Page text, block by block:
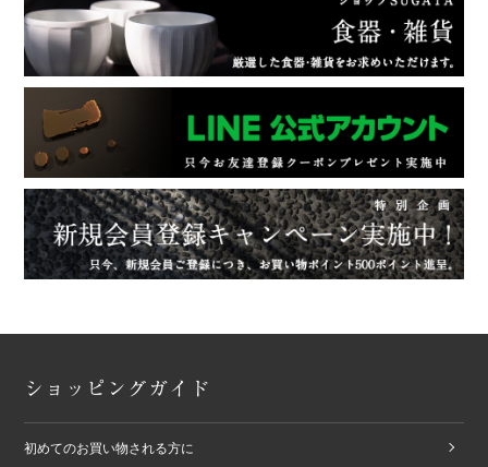
ショッピングガイド
初めてのお買い物される方に